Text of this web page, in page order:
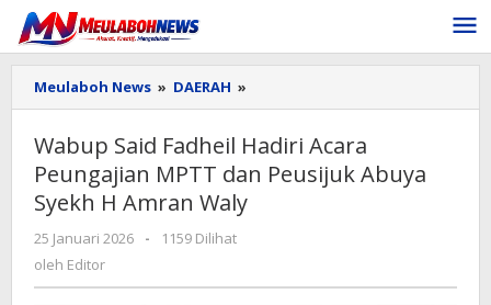
Lewati
konten
Meulaboh News » DAERAH »
Said
Hadiri
Acara
Peungajian
Syekh
Wabup Said Fadheil Hadiri Acara
Peungajian MPTT dan Peusijuk Abuya
Syekh H Amran Waly
25 Januari 2026
oleh
-
1159 Dilihat
oleh Editor